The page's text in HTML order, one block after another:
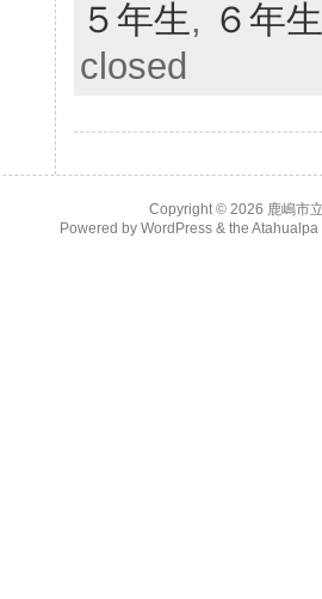
５年生, ６年生
closed
Copyright © 2026 鹿嶋市
Powered by WordPress& the Atahualpa